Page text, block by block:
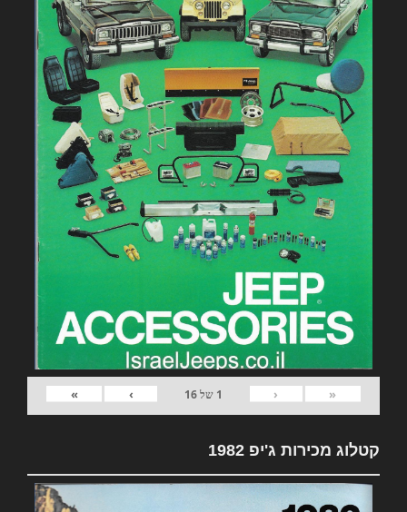
«
‹
1 של16
›
»
קטלוג מכירות ג'יפ 1982